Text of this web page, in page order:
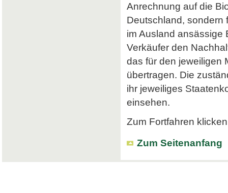
Anrechnung auf die
Deutschland, sondern
im Ausland ansässige
Verkäufer den
das für den jeweiligen
übertragen. Die
ihr jeweiliges
einsehen.
Zum Fortfahren
Zum Seitenanfang